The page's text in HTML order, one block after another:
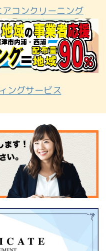
コンクリーニング
ングサービス